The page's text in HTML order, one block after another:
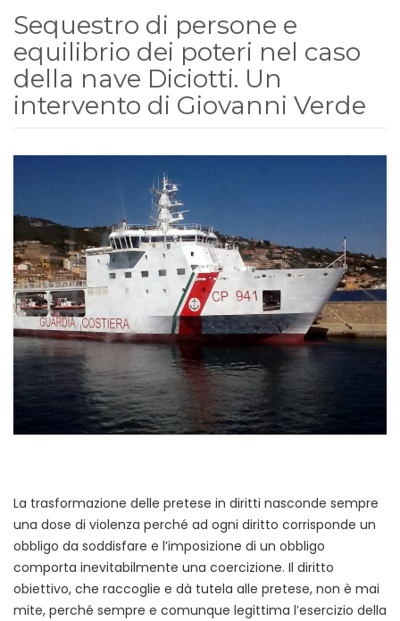
Sequestro di persone e
equilibrio dei poteri nel caso
della nave Diciotti. Un
intervento di Giovanni Verde
La trasformazione delle pretese in diritti nasconde sempre
una dose di violenza perché ad ogni diritto corrisponde un
obbligo da soddisfare e l’imposizione di un obbligo
comporta inevitabilmente una coercizione. Il diritto
obiettivo, che raccoglie e dà tutela alle pretese, non è mai
mite, perché sempre e comunque legittima l’esercizio della